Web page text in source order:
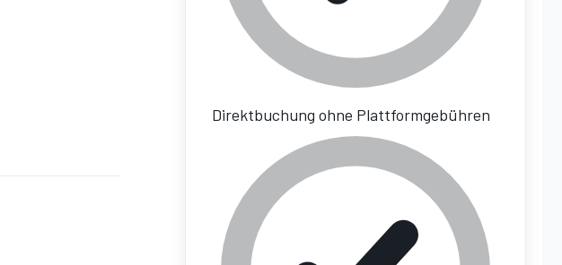
Direktbuchung ohne Plattformgebühren